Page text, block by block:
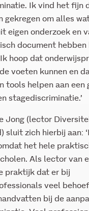
Ik vind het fijn
gekregen om alles
eigen onderzoek en
document hebben
hoop dat
voeten kunnen en
tools helpen aan een
stagediscriminatie.’
Jong (lector
sluit zich hierbij aan:
het hele
Als lector van
praktijk dat er bij
veel
bij de